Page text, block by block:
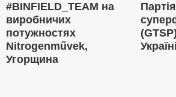
#BINFIELD_TEAM на
виробничих
потужностях
Nitrogenművek,
Угорщина
Україні